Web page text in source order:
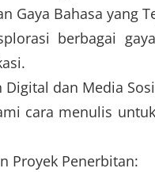
Gaya Bahasa yang
berbagai
Digital dan Media
cara menulis
Proyek Penerbitan: